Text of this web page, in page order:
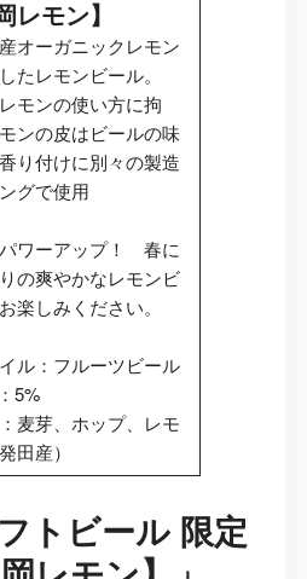
レモン】
オーガニックレモン
たレモンビール。
モンの使い方に拘
ンの皮はビールの味
り付けに別々の製造
グで使用
ワーアップ！ 春に
の爽やかなレモンビ
楽しみください。
ル：フルーツビール
5%
麦芽、ホップ、レモ
田産）
トビール 限定